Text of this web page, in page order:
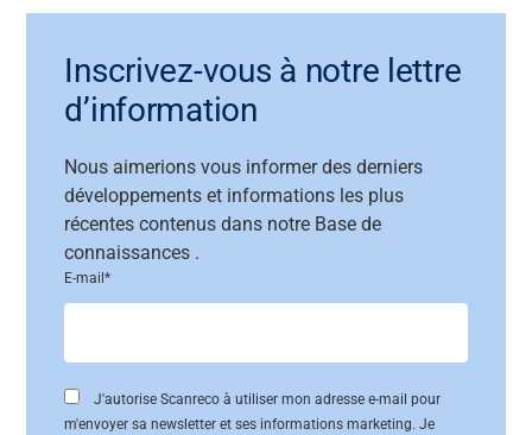
Inscrivez-vous à notre lettre
d’information
Nous aimerions vous informer des derniers
développements et informations les plus
récentescontenus dans notre Basede
connaissances .
E-mail*
J'autorise Scanreco à utiliser mon adresse e-mail pour
m'envoyer sa newsletter et ses informations marketing. Je